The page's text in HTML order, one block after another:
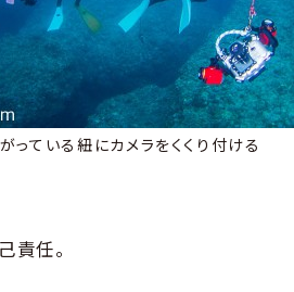
っている紐にカメラをくくり付ける
責任。